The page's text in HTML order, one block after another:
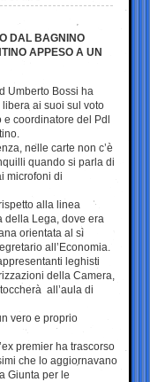
DAL BAGNINO
APPESO A UN
Umberto Bossi ha
ai suoi sul voto
coordinatore del Pdl
nelle carte non c’è
quando si parla di
microfoni di
alla linea
della Lega, dove era
orientata al sì
all’Economia.
leghisti
della Camera,
all’aula di
vero e proprio
premier ha trascorso
che lo aggiornavano
Giunta per le